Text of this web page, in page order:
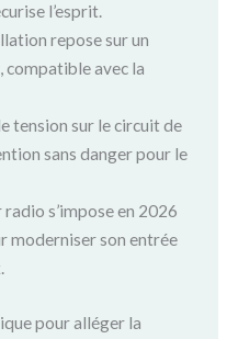
l’esprit.
repose sur un
compatible avec la
tension sur le circuit de
sans danger pour le
s’impose en 2026
moderniser son entrée
pour alléger la